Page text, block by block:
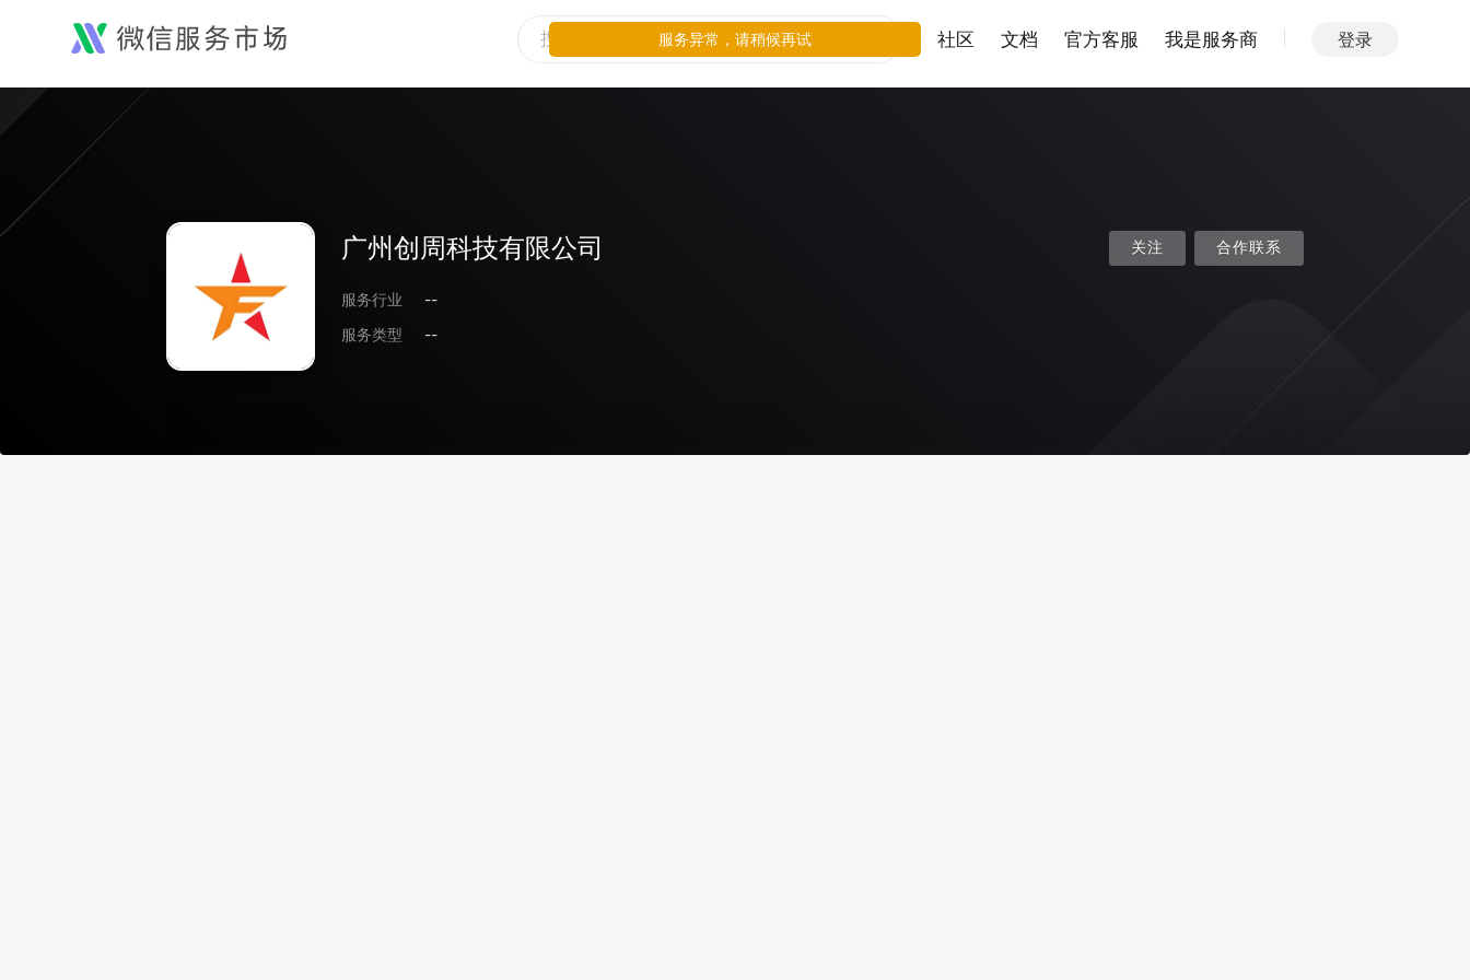
社区 文档 官方客服 我是服务商 登录
广州创周科技有限公司
服务行业
--
服务类型
--
关注 合作联系
服务异常，请稍候再试